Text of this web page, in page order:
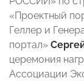
«Проектный
Геллер и
портал»
церемония
Ассоциации